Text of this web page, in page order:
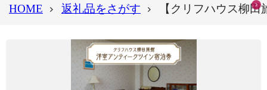
HOME 返礼品をさがす 【クリフハウス柳